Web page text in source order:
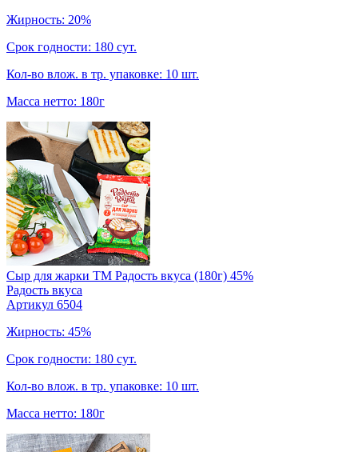
Жирность: 20%
Срок годности: 180 сут.
Кол-во влож. в тр. упаковке: 10 шт.
Масса нетто: 180г
Сыр для жарки TM Радость вкуса (180г) 45%
Радость вкуса
Артикул 6504
Жирность: 45%
Срок годности: 180 сут.
Кол-во влож. в тр. упаковке: 10 шт.
Масса нетто: 180г